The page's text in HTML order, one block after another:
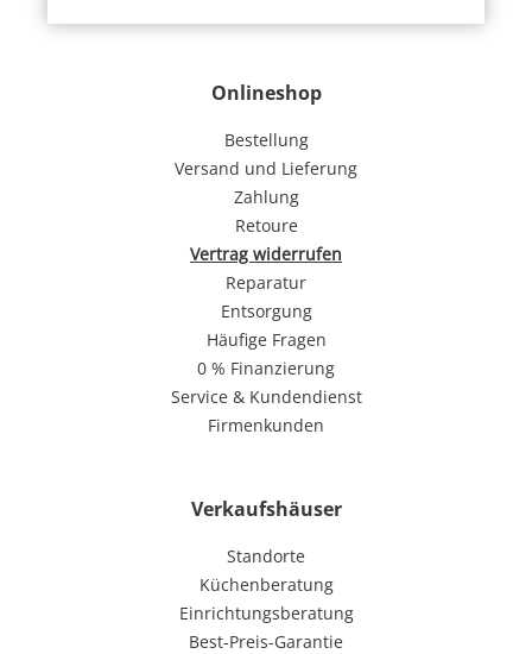
Onlineshop
Bestellung
Versand und Lieferung
Zahlung
Retoure
Vertrag widerrufen
Reparatur
Entsorgung
Häufige Fragen
0 % Finanzierung
Service & Kundendienst
Firmenkunden
Verkaufshäuser
Standorte
Küchenberatung
Einrichtungsberatung
Best-Preis-Garantie